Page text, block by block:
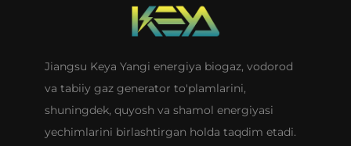
Jiangsu Keya Yangi energiya biogaz, vodorod
va tabiiy gaz generator to'plamlarini,
shuningdek, quyosh va shamol energiyasi
yechimlarini birlashtirgan holda taqdim etadi.